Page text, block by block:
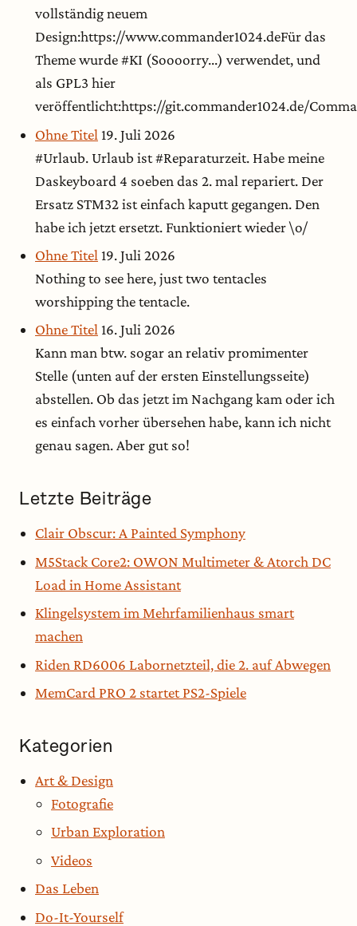
vollständig neuem
Design:https://www.commander1024.deFür das
Theme wurde #KI (Soooorry...) verwendet, und
als GPL3 hier
veröffentlicht:https://git.commander1024.de/
Ohne Titel 19. Juli 2026
#Urlaub. Urlaub ist #Reparaturzeit. Habe meine
Daskeyboard 4 soeben das 2. mal repariert. Der
Ersatz STM32 ist einfach kaputt gegangen. Den
habe ich jetzt ersetzt. Funktioniert wieder \o/
Ohne Titel 19. Juli 2026
Nothing to see here, just two tentacles
worshipping the tentacle.
Ohne Titel 16. Juli 2026
Kann man btw. sogar an relativ promimenter
Stelle (unten auf der ersten Einstellungsseite)
abstellen. Ob das jetzt im Nachgang kam oder ich
es einfach vorher übersehen habe, kann ich nicht
genau sagen. Aber gut so!
Letzte Beiträge
Clair Obscur: A Painted Symphony
M5Stack Core2: OWON Multimeter & Atorch DC
Load in Home Assistant
Klingelsystem im Mehrfamilienhaus smart
machen
Riden RD6006 Labornetzteil, die 2. auf Abwegen
MemCard PRO 2 startet PS2-Spiele
Kategorien
Art & Design
Fotografie
Urban Exploration
Videos
Das Leben
Do-It-Yourself